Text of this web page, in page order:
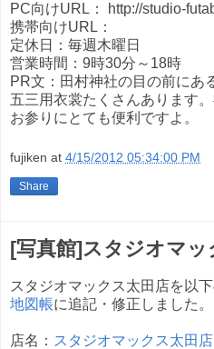
PC向けURL： http://studio-
携帯向けURL：
定休日：毎週木曜日
営業時間：9時30分～18時
PR文：田村神社の目の前にあ
五三用衣裳たくさんあります
お参りにとても便利ですよ。
fujiken at 4/15/2012 05:34:00 PM
Share
[写真館]スタジオマッ
スタジオマックス太田店を以
地図帳に追記・修正しました。
店名： スタジオマックス太田店